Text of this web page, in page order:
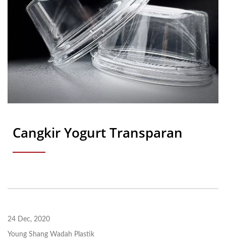
Cangkir Yogurt Transparan
24 Dec, 2020
Young Shang Wadah Plastik